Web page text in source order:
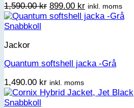
1,590.00kr Det
ursprungliga
899.00 krDet
nuvarande
inkl. moms
Snabbkoll
Jackor
Quantum softshell jacka -Grå
1,490.00 kr inkl. moms
Snabbkoll